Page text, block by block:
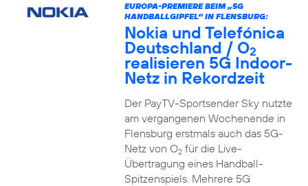
EUROPA-PREMIERE BEIM „5G
HANDBALLGIPFEL“ IN FLENSBURG:
Nokia und Telefónica
Deutschland / O2
realisieren 5G Indoor-
Netz in Rekordzeit
Der PayTV-Sportsender Sky nutzte
am vergangenen Wochenende in
Flensburg erstmals auch das 5G-
Netz von O2für die Live-
Übertragung eines Handball-
Spitzenspiels. Mehrere 5G